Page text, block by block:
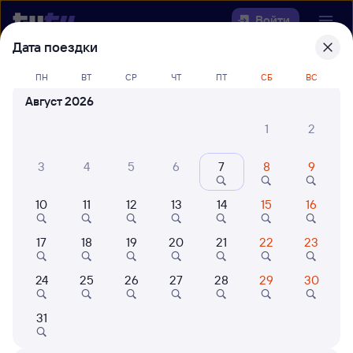
Войти
Выберите день, чтобы найтиж/д
билеты Куйтун — Белоглинская
42 млн путешествуют с
Дата поездки
ПН ВТ СР ЧТ ПТ СБ ВС
Август 2026
1
2
3 4 5 6 7 8 9
10 11 12 13 14 15 16
17 18 19 20 21 22 23
24 25 26 27 28 29 30
31